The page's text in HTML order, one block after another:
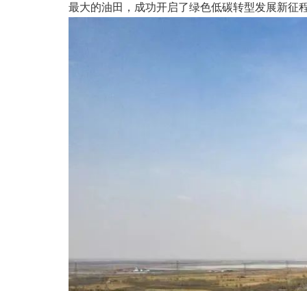
最大的油田，成功开启了绿色低碳转型发展新征